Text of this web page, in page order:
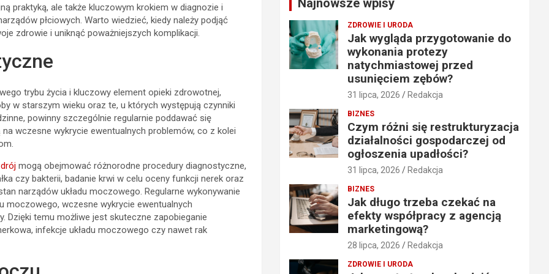
praktyką, ale także kluczowym krokiem w diagnozie i
płciowych. Warto wiedzieć, kiedy należy podjąć
zdrowie i uniknąć poważniejszych komplikacji.
trybu życia i kluczowy element opieki zdrowotnej,
w starszym wieku oraz te, u których występują czynniki
powinny szczególnie regularnie poddawać się
wczesne wykrycie ewentualnych problemów, co z kolei
mogą obejmować różnorodne procedury diagnostyczne,
czy bakterii, badanie krwi w celu oceny funkcji nerek oraz
narządów układu moczowego. Regularne wykonywanie
moczowego, wczesne wykrycie ewentualnych
Dzięki temu możliwe jest skuteczne zapobieganie
infekcje układu moczowego czy nawet rak
Najnowsze wpisy
ZDROWIE I URODA
Jak wygląda przygotowanie do
wykonania protezy
natychmiastowej przed
usunięciem zębów?
31 lipca, 2026 Redakcja
BIZNES
Czym różni się restrukturyzacja
działalności gospodarczej od
ogłoszenia upadłości?
31 lipca, 2026 Redakcja
BIZNES
Jak długo trzeba czekać na
efekty współpracy z agencją
marketingową?
28 lipca, 2026 Redakcja
ZDROWIE I URODA